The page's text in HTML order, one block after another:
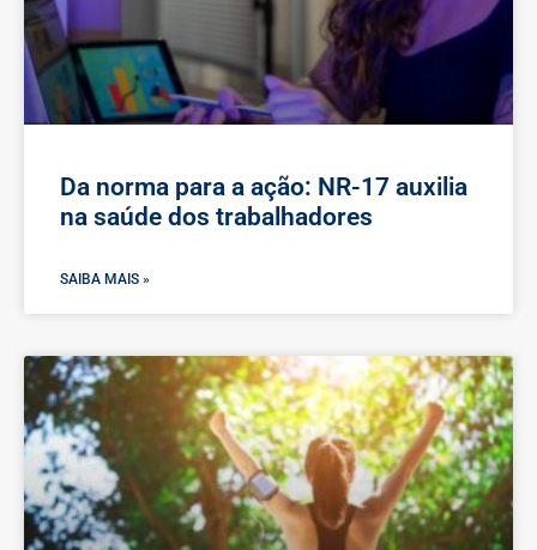
Da norma para a ação: NR-17 auxilia
na saúde dos trabalhadores
SAIBA MAIS »